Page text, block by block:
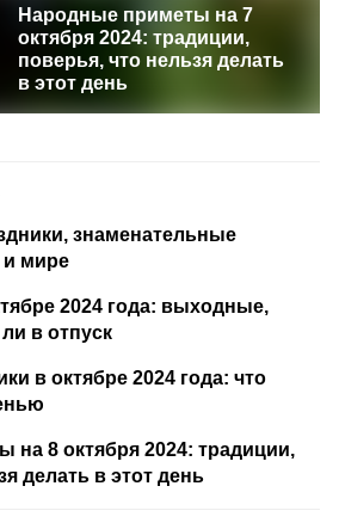
Народные приметы на 7
октября 2024: традиции,
поверья, что нельзя делать
в этот день
знаменательные
и мире
2024 года: выходные,
в отпуск
в октябре 2024 года: что
на 8 октября 2024: традиции,
делать в этот день